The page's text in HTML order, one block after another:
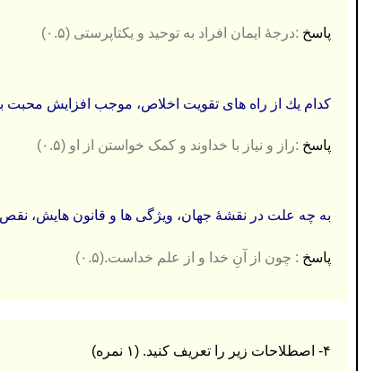
پاسخ :درجۀ ایمان افراد به توحید و یکتاپرستی(۰.۵)
کدام يك از راه های تقويت اخلاص، موجب افزايش محبت به
پاسخ :راز و نیاز با خداوند و كمک خواستن از او(۰.۵)
به چه علت در نقشۀ جهان، ويژگی ها و قانون هايش، نقص و
پاسخ : چون از آنِ خدا و از علم خداست.(۰.۵)
۴- اصطلاحات زیر را تعریف کنید. (۱ نمره)